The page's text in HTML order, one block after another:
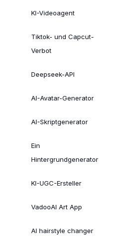
KI-Videoagent
Tiktok- und Capcut-
Verbot
Deepseek-API
AI-Avatar-Generator
AI-Skriptgenerator
Ein
Hintergrundgenerator
KI-UGC-Ersteller
VadooAI Art App
AI hairstyle changer